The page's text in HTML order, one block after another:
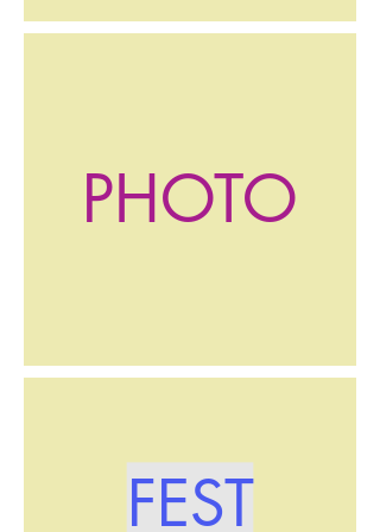
PHOTO
FEST